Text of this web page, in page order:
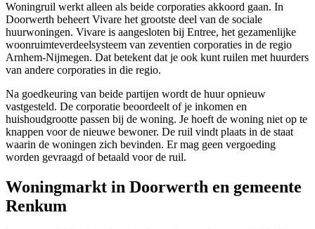
Woningruil werkt alleen als beide corporaties akkoord gaan. In
Doorwerth beheertVivare het grootste deel van de sociale
huurwoningen. Vivare is aangesloten bij Entree, het gezamenlijke
woonruimteverdeelsysteem van zeventien corporaties in de regio
Arnhem-Nijmegen. Dat betekent dat je ook kunt ruilen met huurders
van andere corporaties in die regio.
Na goedkeuring van beide partijen wordt de huur opnieuw
vastgesteld. De corporatie beoordeelt of je inkomen en
huishoudgrootte passen bij de woning. Je hoeft de woning niet op te
knappen voor de nieuwe bewoner. De ruil vindt plaats in de staat
waarin de woningen zich bevinden. Er mag geen vergoeding
worden gevraagd of betaald voor de ruil.
Woningmarkt in Doorwerth en gemeente
Renkum